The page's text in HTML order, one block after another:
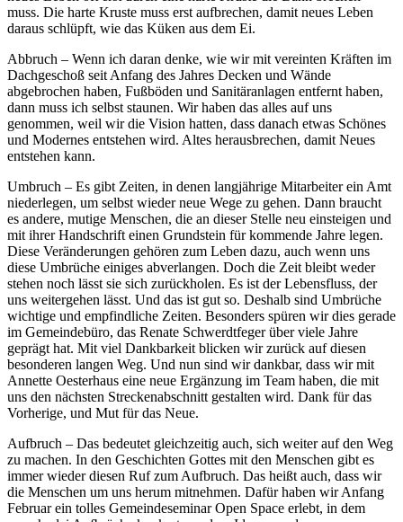
muss. Die harte Kruste muss erst aufbrechen, damit neues Leben
daraus schlüpft, wie das Küken aus dem Ei.
Abbruch – Wenn ich daran denke, wie wir mit vereinten Kräften im
Dachgeschoß seit Anfang des Jahres Decken und Wände
abgebrochen haben, Fußböden und Sanitäranlagen entfernt haben,
dann muss ich selbst staunen. Wir haben das alles auf uns
genommen, weil wir die Vision hatten, dass danach etwas Schönes
und Modernes entstehen wird. Altes herausbrechen, damit Neues
entstehen kann.
Umbruch – Es gibt Zeiten, in denen langjährige Mitarbeiter ein Amt
niederlegen, um selbst wieder neue Wege zu gehen. Dann braucht
es andere, mutige Menschen, die an dieser Stelle neu einsteigen und
mit ihrer Handschrift einen Grundstein für kommende Jahre legen.
Diese Veränderungen gehören zum Leben dazu, auch wenn uns
diese Umbrüche einiges abverlangen. Doch die Zeit bleibt weder
stehen noch lässt sie sich zurückholen. Es ist der Lebensfluss, der
uns weitergehen lässt. Und das ist gut so. Deshalb sind Umbrüche
wichtige und empfindliche Zeiten. Besonders spüren wir dies gerade
im Gemeindebüro, das Renate Schwerdtfeger über viele Jahre
geprägt hat. Mit viel Dankbarkeit blicken wir zurück auf diesen
besonderen langen Weg. Und nun sind wir dankbar, dass wir mit
Annette Oesterhaus eine neue Ergänzung im Team haben, die mit
uns den nächsten Streckenabschnitt gestalten wird. Dank für das
Vorherige, und Mut für das Neue.
Aufbruch – Das bedeutet gleichzeitig auch, sich weiter auf den Weg
zu machen. In den Geschichten Gottes mit den Menschen gibt es
immer wieder diesen Ruf zum Aufbruch. Das heißt auch, dass wir
die Menschen um uns herum mitnehmen. Dafür haben wir Anfang
Februar ein tolles Gemeindeseminar Open Space erlebt, in dem